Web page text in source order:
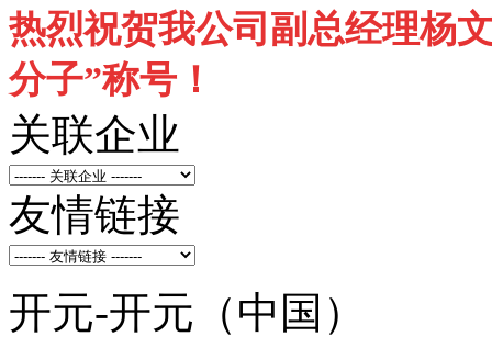
热烈祝贺我公司副总经理杨
分子”称号！
关联企业
友情链接
开元-开元（中国）